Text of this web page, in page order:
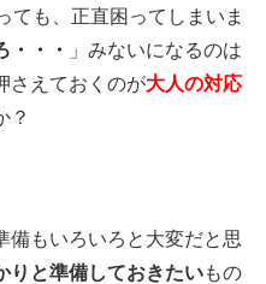
ても、正直困ってしまいま
・・・
」みないになるのは
さえておくのが大人の対応
？
備もいろいろと大変だと思
りと準備しておきたいもの